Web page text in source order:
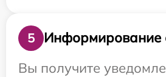
5
Информирование
Вы получите